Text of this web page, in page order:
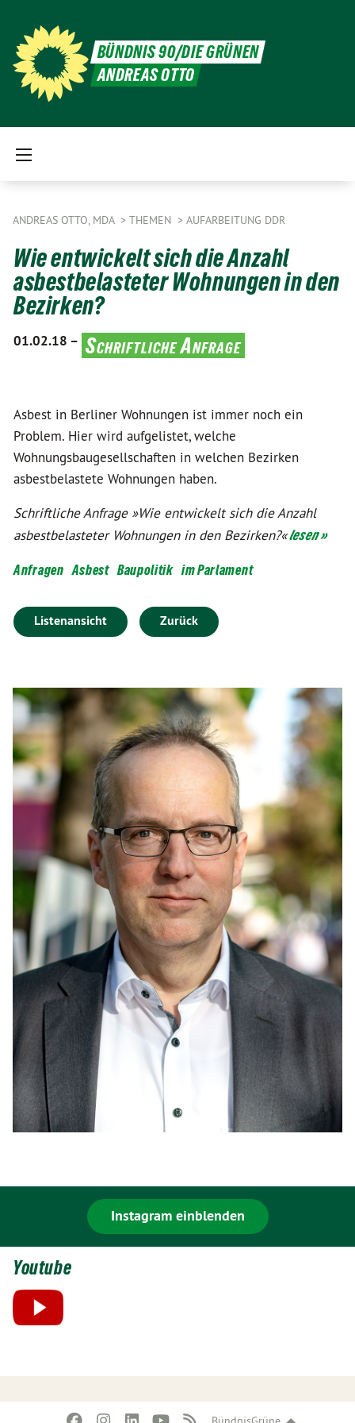
BÜNDNIS 90/DIE GRÜNEN
ANDREAS OTTO
ANDREAS OTTO, MDA THEMEN AUFARBEITUNG DDR
Wie entwickelt sich die Anzahl
asbestbelasteter Wohnungen in den
Bezirken?
01.02.18 – Schriftliche Anfrage
Asbest in Berliner Wohnungen ist immer noch ein
Problem. Hier wird aufgelistet, welche
Wohnungsbaugesellschaften in welchen Bezirken
asbestbelastete Wohnungen haben.
Schriftliche Anfrage »Wie entwickelt sich die Anzahl
asbestbelasteter Wohnungen in den Bezirken?«lesen »
Anfragen Asbest Baupolitik im Parlament
Listenansicht Zurück
Instagram einblenden
Youtube